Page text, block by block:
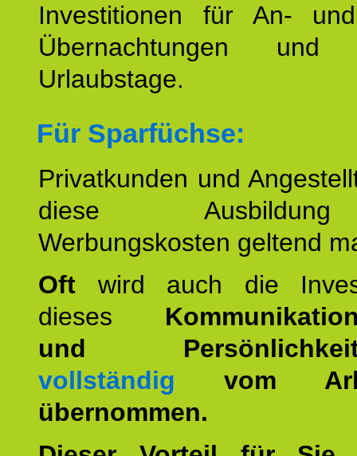
Investitionen für An-
Übernachtungen und
Urlaubstage.
Für Sparfüchse:
Privatkunden und
diese
Werbungskosten geltend
Oft wird auch die
dieses
und
vollständig vom
übernommen.